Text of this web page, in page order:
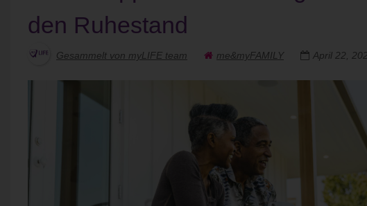
den Ruhestand
Gesammelt von myLIFE team me&myFAMILY April 22,